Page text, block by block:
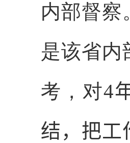
内部督察
是该省内
考，对4
结，把工